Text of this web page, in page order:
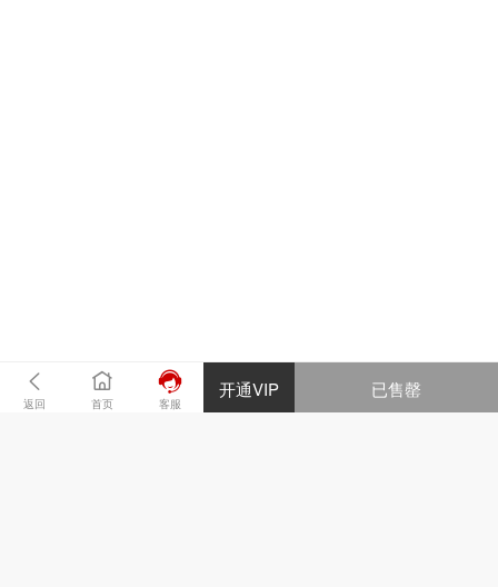
返回 首页 客服
开通VIP 已售罄